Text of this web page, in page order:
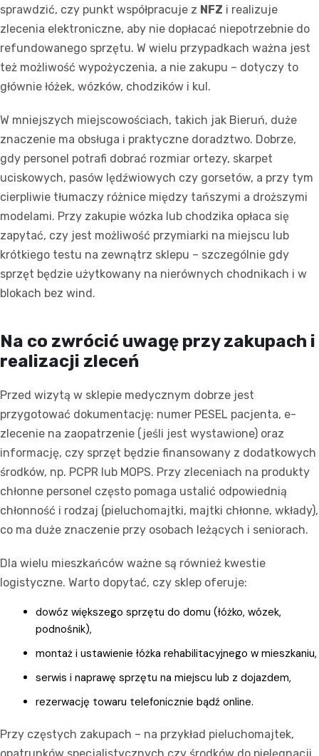
sprawdzić, czy punkt współpracuje z NFZ i realizuje
zlecenia elektroniczne, aby nie dopłacać niepotrzebnie do
refundowanego sprzętu. W wielu przypadkach ważna jest
też możliwość wypożyczenia, a nie zakupu – dotyczy to
głównie łóżek, wózków, chodzików i kul.
W mniejszych miejscowościach, takich jak Bieruń, duże
znaczenie ma obsługa i praktyczne doradztwo. Dobrze,
gdy personel potrafi dobrać rozmiar ortezy, skarpet
uciskowych, pasów lędźwiowych czy gorsetów, a przy tym
cierpliwie tłumaczy różnice między tańszymi a droższymi
modelami. Przy zakupie wózka lub chodzika opłaca się
zapytać, czy jest możliwość przymiarki na miejscu lub
krótkiego testu na zewnątrz sklepu – szczególnie gdy
sprzęt będzie użytkowany na nierównych chodnikach i w
blokach bez wind.
Na co zwrócić uwagę przy zakupach i
realizacji zleceń
Przed wizytą w sklepie medycznym dobrze jest
przygotować dokumentację: numer PESEL pacjenta, e-
zlecenie na zaopatrzenie (jeśli jest wystawione) oraz
informację, czy sprzęt będzie finansowany z dodatkowych
środków, np. PCPR lub MOPS. Przy zleceniach na produkty
chłonne personel często pomaga ustalić odpowiednią
chłonność i rodzaj (pieluchomajtki, majtki chłonne, wkłady),
co ma duże znaczenie przy osobach leżących i seniorach.
Dla wielu mieszkańców ważne są również kwestie
logistyczne. Warto dopytać, czy sklep oferuje:
dowóz większego sprzętu do domu (łóżko, wózek,
podnośnik),
montaż i ustawienie łóżka rehabilitacyjnego w mieszkaniu,
serwis i naprawę sprzętu na miejscu lub z dojazdem,
rezerwację towaru telefonicznie bądź online.
Przy częstych zakupach – na przykład pieluchomajtek,